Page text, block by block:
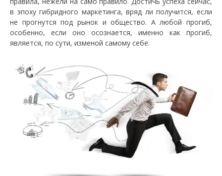
в эпоху гибридного маркетинга, вряд ли получится, если
не прогнутся под рынок и общество. А любой прогиб,
особенно, если оно осознается, именно как прогиб,
является, по сути, изменой самому себе.